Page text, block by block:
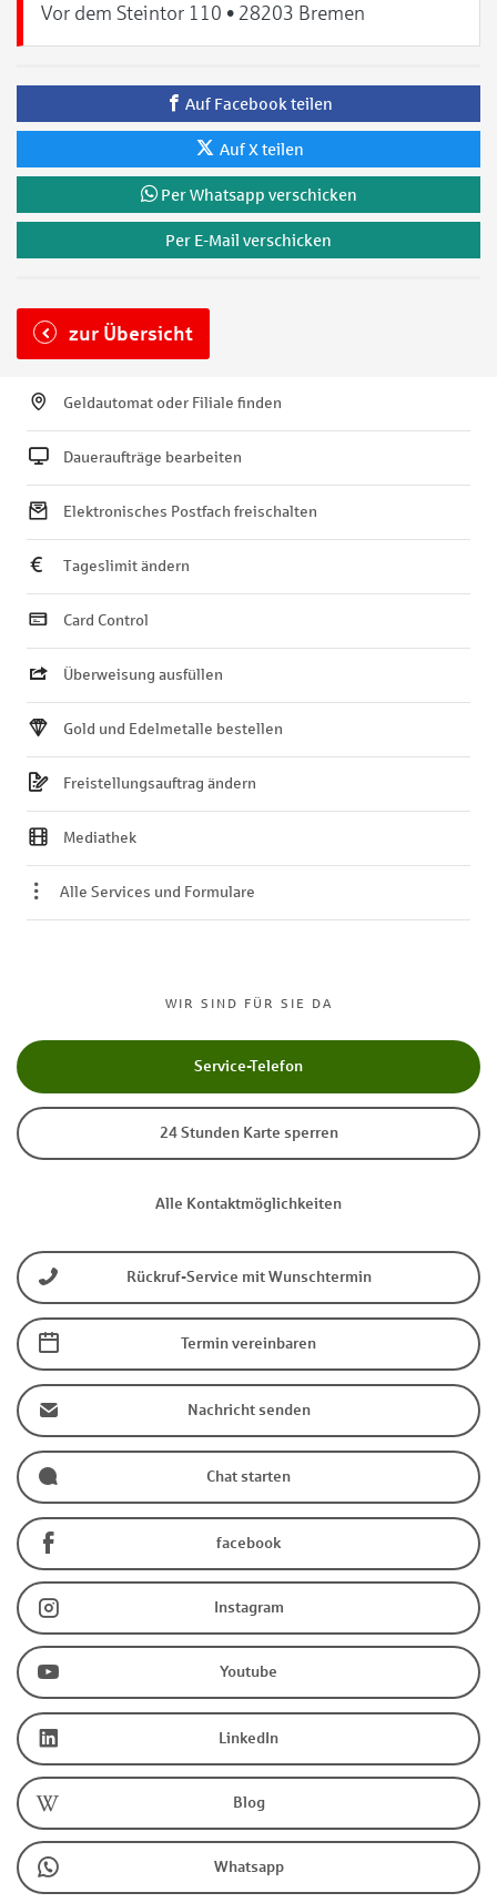
Vor dem Steintor 110 • 28203 Bremen
Auf Facebook teilen
Auf X teilen
Per Whatsapp verschicken
Per E-Mail verschicken
zur Übersicht
WIR SIND FÜR SIE DA
Service-Telefon
24 Stunden Karte sperren
Alle Kontaktmöglichkeiten
Rückruf-Service mit Wunschtermin
Termin vereinbaren
Nachricht senden
Chat starten
facebook
Instagram
Youtube
LinkedIn
Blog
Whatsapp
Geldautomat oder Filiale finden
Daueraufträge bearbeiten
Elektronisches Postfach freischalten
Tageslimit ändern
Card Control
Überweisung ausfüllen
Gold und Edelmetalle bestellen
Freistellungsauftrag ändern
Mediathek
Alle Services und Formulare